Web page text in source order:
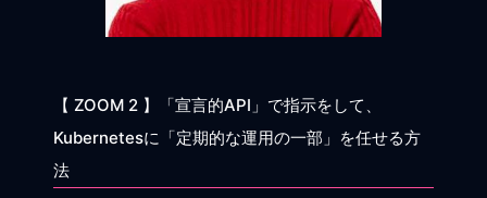
【 ZOOM 2 】「宣言的API」で指示をして、
Kubernetesに「定期的な運用の一部」を任せる方
法